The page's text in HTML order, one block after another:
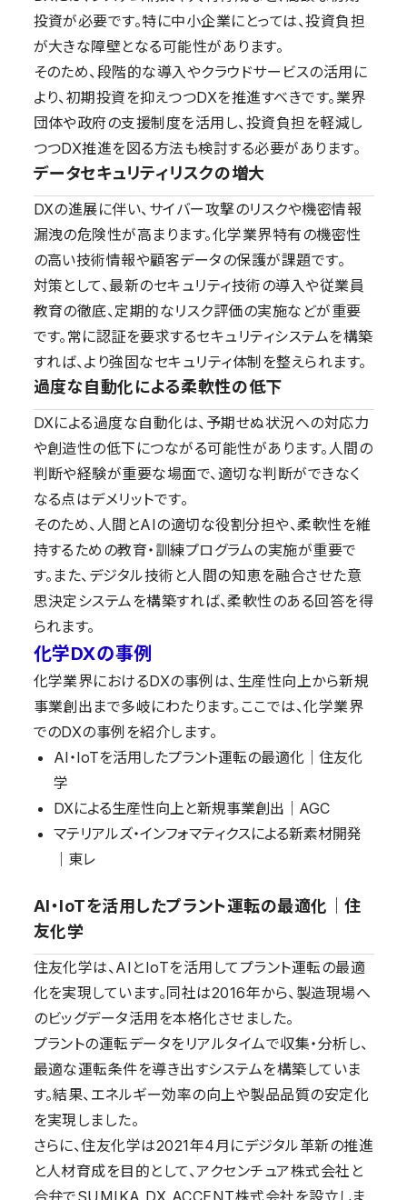
投資が必要です。特に中小企業にとっては、投資負担
が大きな障壁となる可能性があります。
そのため、段階的な導入やクラウドサービスの活用に
より、初期投資を抑えつつDXを推進すべきです。業界
団体や政府の支援制度を活用し、投資負担を軽減し
つつDX推進を図る方法も検討する必要があります。
データセキュリティリスクの増大
DXの進展に伴い、サイバー攻撃のリスクや機密情報
漏洩の危険性が高まります。化学業界特有の機密性
の高い技術情報や顧客データの保護が課題です。
対策として、最新のセキュリティ技術の導入や従業員
教育の徹底、定期的なリスク評価の実施などが重要
です。常に認証を要求するセキュリティシステムを構築
すれば、より強固なセキュリティ体制を整えられます。
過度な自動化による柔軟性の低下
DXによる過度な自動化は、予期せぬ状況への対応力
や創造性の低下につながる可能性があります。人間の
判断や経験が重要な場面で、適切な判断ができなく
なる点はデメリットです。
そのため、人間とAIの適切な役割分担や、柔軟性を維
持するための教育・訓練プログラムの実施が重要で
す。また、デジタル技術と人間の知恵を融合させた意
思決定システムを構築すれば、柔軟性のある回答を得
られます。
化学DXの事例
化学業界におけるDXの事例は、生産性向上から新規
事業創出まで多岐にわたります。ここでは、化学業界
でのDXの事例を紹介します。
AI・IoTを活用したプラント運転の最適化｜住友化
学
DXによる生産性向上と新規事業創出｜AGC
マテリアルズ・インフォマティクスによる新素材開発
｜東レ
AI・IoTを活用したプラント運転の最適化｜住
友化学
住友化学は、AIとIoTを活用してプラント運転の最適
化を実現しています。同社は2016年から、製造現場へ
のビッグデータ活用を本格化させました。
プラントの運転データをリアルタイムで収集・分析し、
最適な運転条件を導き出すシステムを構築していま
す。結果、エネルギー効率の向上や製品品質の安定化
を実現しました。
さらに、住友化学は2021年4月にデジタル革新の推進
と人材育成を目的として、アクセンチュア株式会社と
合弁でSUMIKA DX ACCENT株式会社を設立しま